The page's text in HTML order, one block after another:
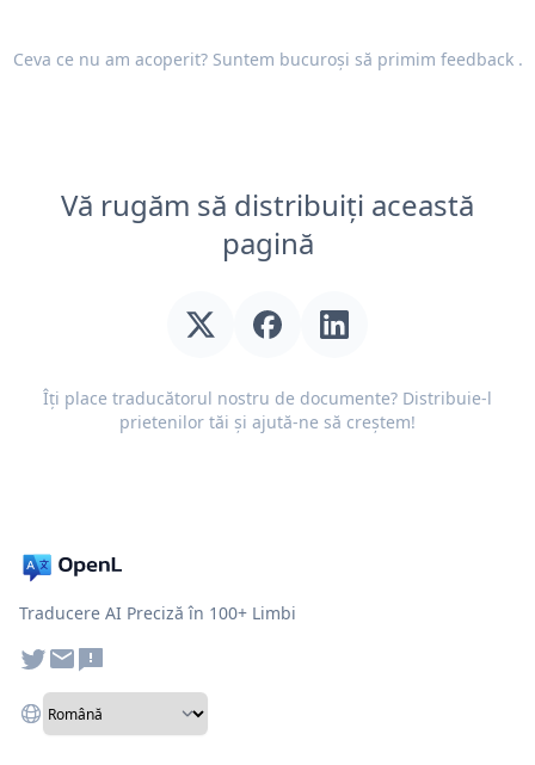
Ceva ce nu am acoperit? Suntem bucuroși să primim feedback.
Vă rugăm să distribuiți această
pagină
Îți place traducătorul nostru de documente? Distribuie-l
prietenilor tăi și ajută-ne să creștem!
Traducere AI Preciză în 100+ Limbi